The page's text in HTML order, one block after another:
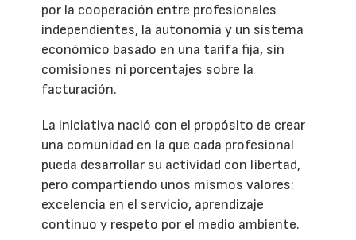
por la cooperación entre profesionales
independientes, la autonomía y un sistema
económico basado en una tarifa fija, sin
comisiones ni porcentajes sobre la
facturación.
La iniciativa nació con el propósito de crear
una comunidad en la que cada profesional
pueda desarrollar su actividad con libertad,
pero compartiendo unos mismos valores:
excelencia en el servicio, aprendizaje
continuo y respeto por el medio ambiente.